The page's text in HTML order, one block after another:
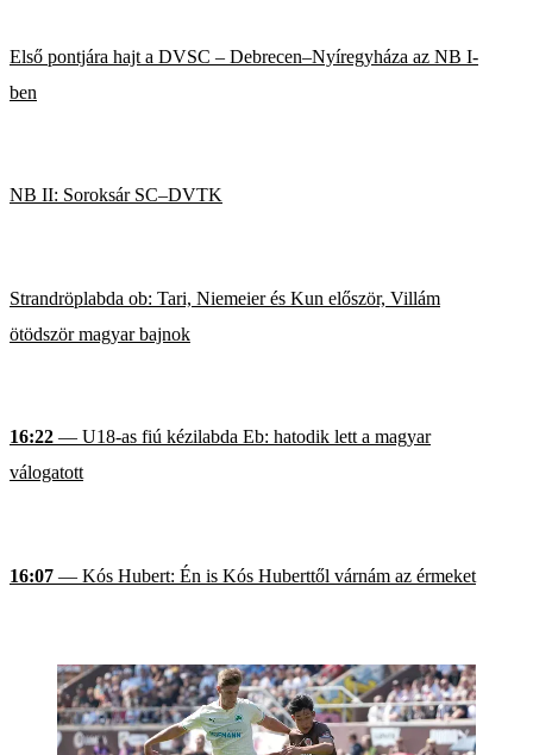
Első pontjára hajt a DVSC – Debrecen–Nyíregyháza az NB I-
ben
NB II: Soroksár SC–DVTK
Strandröplabda ob: Tari, Niemeier és Kun először, Villám
ötödször magyar bajnok
16:22 — U18-as fiú kézilabda Eb: hatodik lett a magyar
válogatott
16:07 — Kós Hubert: Én is Kós Huberttől várnám az érmeket